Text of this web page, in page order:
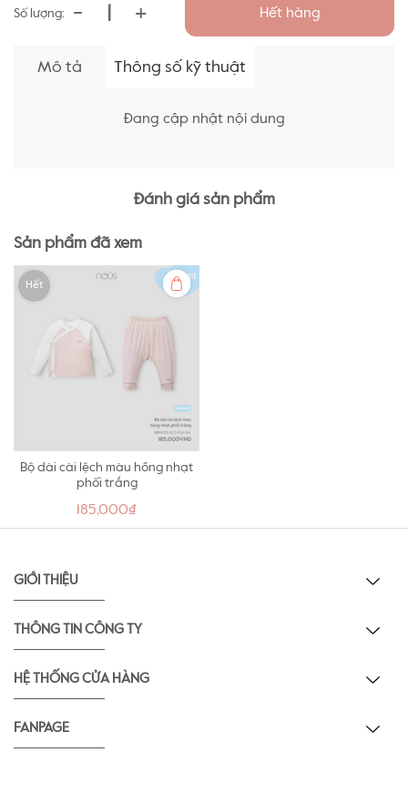
Số lượng: - + Hết hàng
Mô tả Thông số kỹ thuật
Đang cập nhật nội dung
Đánh giá sản phẩm
Sản phẩm đã xem
Hết
Bộ dài cài lệch màu hồng nhạt
phối trắng
185,000₫
GIỚI THIỆU
THÔNG TIN CÔNG TY
HỆ THỐNG CỬA HÀNG
FANPAGE